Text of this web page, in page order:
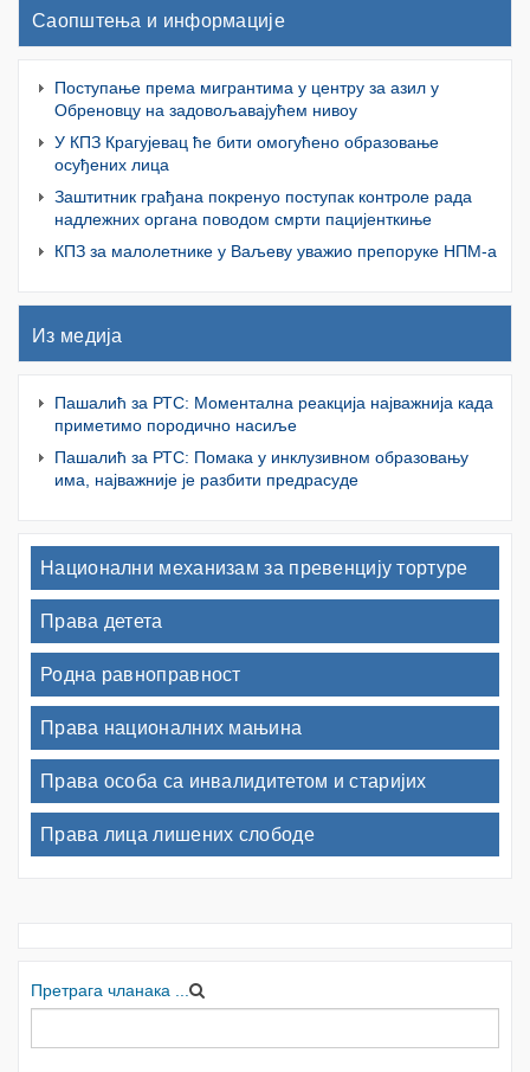
Саопштења и информације
Поступање према мигрантима у центру за азил у
Обреновцу на задовољавајућем нивоу
У КПЗ Крагујевац ће бити омогућено образовање
осуђених лица
Заштитник грађана покренуо поступак контроле рада
надлежних органа поводом смрти пацијенткиње
КПЗ за малолетнике у Ваљеву уважио препоруке НПМ-а
Из медија
Пашалић за РТС: Моментална реакција најважнија када
приметимо породично насиље
Пашалић за РТС: Помака у инклузивном образовању
има, најважније је разбити предрасуде
Национални механизам за превенцију тортуре
Права детета
Родна равноправност
Права националних мањина
Права особа са инвалидитетом и старијих
Права лица лишених слободе
Претрага чланака ...